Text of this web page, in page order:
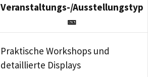
Veranstaltungs-/Ausstellungstyp
🎫
Praktische Workshops und
detaillierte Displays